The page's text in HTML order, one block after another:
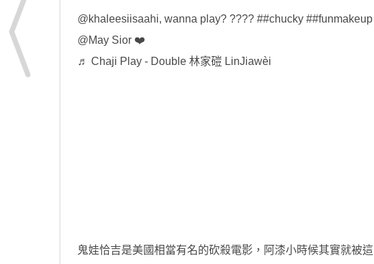
@khaleesiisaahi, wanna play? ???? ##chucky ##funmakeup
@May Sior ❤️
♬ Chaji Play - Double 林家磑 LinJiawèi
鬼娃恰吉是美國相當有名的砍殺電影，阿漆小時候其實就被這